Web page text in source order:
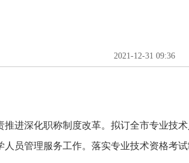
2021-12-31 09:36
深化职称制度改革。拟订全市专业技术
人员管理服务工作。落实专业技术资格考